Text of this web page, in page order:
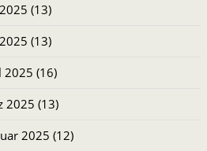
Brasilien: Der Erfolg der
Menschen in Pequiá
(13)
(13)
2025 (16)
2025 (13)
2025 (12)